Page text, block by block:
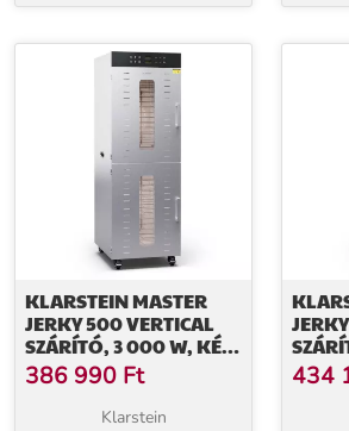
900/1800 W, heti időzítő,
1000/
KLARSTEIN MASTER
JERKY 500 VERTICAL
SZÁRÍTÓ, 3 000 W, KÉT
KAMRÁVAL,
HŐMÉRSÉKLET-
TARTOMÁNY 30 - 90 °C
386 990 Ft
Klarstein
434